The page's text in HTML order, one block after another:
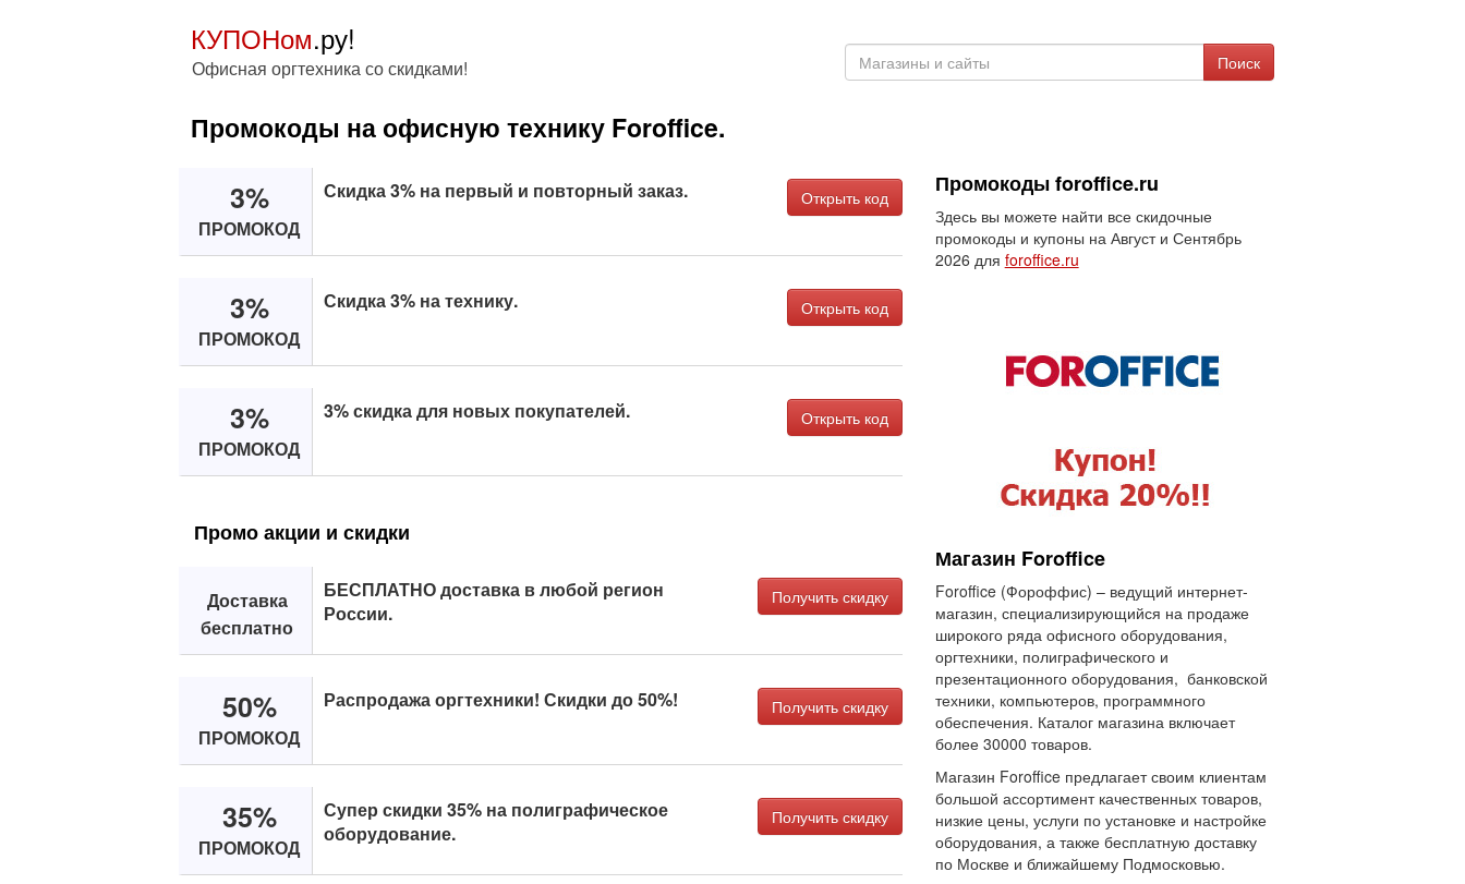
КУПОНом.ру!
Офисная оргтехника со скидками! Поиск
Промокоды на офисную технику Foroffice.
3%
ПРОМОКОД
Скидка 3% на первый и повторный заказ. Открыть код
3%
ПРОМОКОД
Скидка 3% на технику. Открыть код
3%
ПРОМОКОД
3% скидка для новых покупателей. Открыть код
Промо акции и скидки
Доставка
бесплатно
БЕСПЛАТНО доставка в любой регион
России.
Получить скидку
50%
ПРОМОКОД
Распродажа оргтехники! Скидки до 50%! Получить скидку
35%
ПРОМОКОД
Супер скидки 35% на полиграфическое
оборудование.
Получить скидку
Промокоды foroffice.ru
Здесь вы можете найти все скидочные
промокоды и купоны на Август и Сентябрь
2026 для foroffice.ru
Магазин Foroffice
Foroffice (Фороффис) – ведущий интернет-
магазин, специализирующийся на продаже
широкого ряда офисного оборудования,
оргтехники, полиграфического и
презентационного оборудования, банковской
техники, компьютеров, программного
обеспечения. Каталог магазина включает
более 30000 товаров.
Магазин Foroffice предлагает своим клиентам
большой ассортимент качественных товаров,
низкие цены, услуги по установке и настройке
оборудования, а также бесплатную доставку
по Москве и ближайшему Подмосковью.